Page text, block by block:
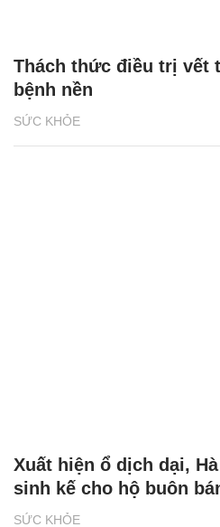
SỨC KHỎE
Thách thức điều trị
bệnh nền
SỨC KHỎE
Xuất hiện ổ dịch dại,
sinh kế cho hộ buôn